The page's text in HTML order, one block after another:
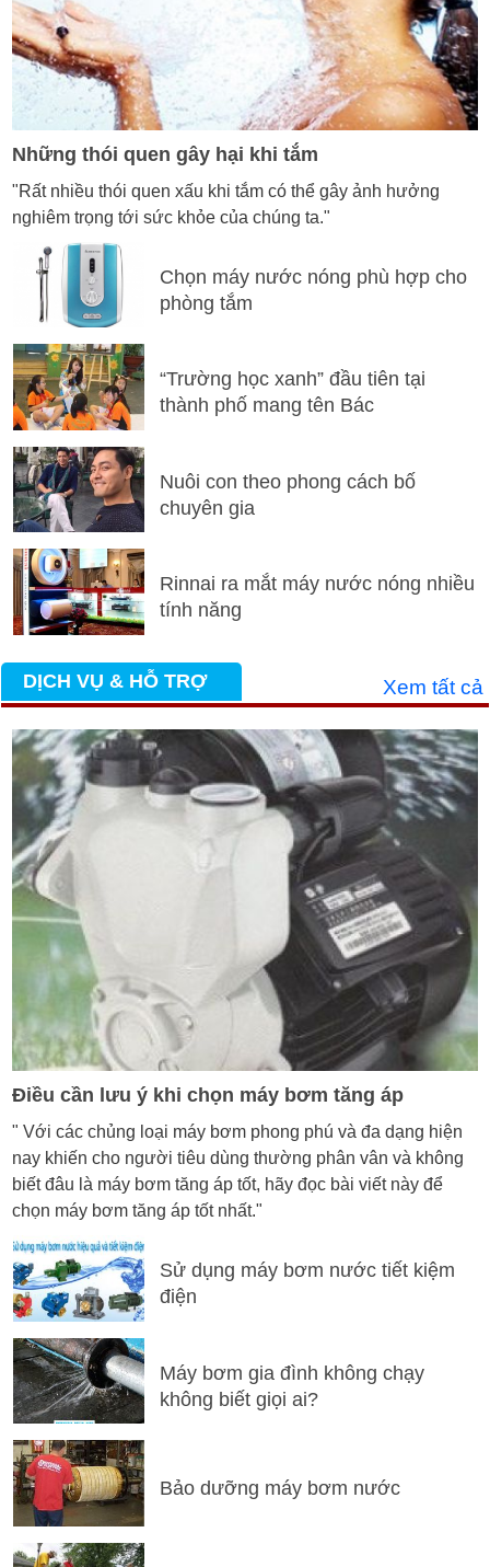
Những thói quen gây hại khi tắm
"Rất nhiều thói quen xấu khi tắm có thể gây ảnh hưởng
nghiêm trọng tới sức khỏe của chúng ta."
Chọn máy nước nóng phù hợp cho
phòng tắm
“Trường học xanh” đầu tiên tại
thành phố mang tên Bác
Nuôi con theo phong cách bố
chuyên gia
Rinnai ra mắt máy nước nóng nhiều
tính năng
DỊCH VỤ & HỖ TRỢ Xem tất cả
Điều cần lưu ý khi chọn máy bơm tăng áp
" Với các chủng loại máy bơm phong phú và đa dạng hiện
nay khiến cho người tiêu dùng thường phân vân và không
biết đâu là máy bơm tăng áp tốt, hãy đọc bài viết này để
chọn máy bơm tăng áp tốt nhất."
Sử dụng máy bơm nước tiết kiệm
điện
Máy bơm gia đình không chạy
không biết giọi ai?
Bảo dưỡng máy bơm nước